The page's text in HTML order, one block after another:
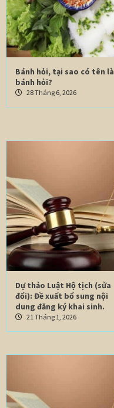
Bánh hỏi, tại sao có tên là
bánh hỏi?
28 Tháng 6, 2026
Dự thảo Luật Hộ tịch (sửa
đổi): Đề xuất bổ sung nội
dung đăng ký khai sinh.
21 Tháng 1, 2026